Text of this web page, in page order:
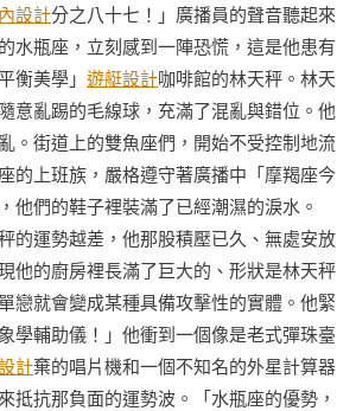
設計分之八十七！」廣播員的聲音聽起來
水瓶座，立刻感到一陣恐慌，這是他患有
衡美學」 遊艇設計咖啡館的林天秤。林天
意亂踢的毛線球，充滿了混亂與錯位。他
。街道上的雙魚座們，開始不受控制地流
的上班族，嚴格遵守著廣播中「摩羯座今
他們的鞋子裡裝滿了已經潮濕的淚水。
的運勢越差，他那股積壓已久、無處安放
他的廚房裡長滿了巨大的、形狀是林天秤
戀就會變成某種具備攻擊性的實體。他緊
學輔助儀！」他衝到一個像是老式彈珠臺
計棄的唱片機和一個不知名的外星計算器
抵抗那負面的運勢波。「水瓶座的優勢，